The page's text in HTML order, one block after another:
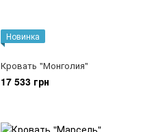
Новинка
Кровать "Монголия"
17 533 грн